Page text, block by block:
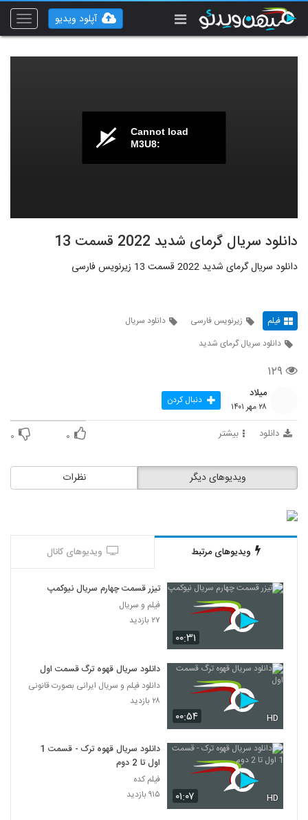
Toggle
آپلود ویدیو
Cannot load
M3U8:
دانلود سریال گرمای شدید 2022 قسمت 13
دانلود سریال گرمای شدید 2022 قسمت 13 زیرنویس فارسی
فیلم زیرنویس فارسی
دانلود سریال
دانلود سریال گرمای شدید
۱۲۹
میلاد
۲۸ مهر ۱۴۰۱ دنبال کردن
دانلود بیشتر ۰ ۰
نظرات ویدیوهای دیگر
ویدیوهای مرتبط ویدیوهای کانال
۰۰:۳۱
تیزر قسمت چهارم سریال نیوکمپ
فیلم و سریال
۲۷ بازدید
۰۰:۵۴ HD
دانلود سریال قهوه ترگ قسمت اول
دانلود فیلم و سریال ایرانی بصورت قانونی
۲۸ بازدید
۰۱:۰۷ HD
دانلود سریال قهوه ترک - قسمت 1
اول تا 2 دوم
فیلم کده
۹۱۵ بازدید